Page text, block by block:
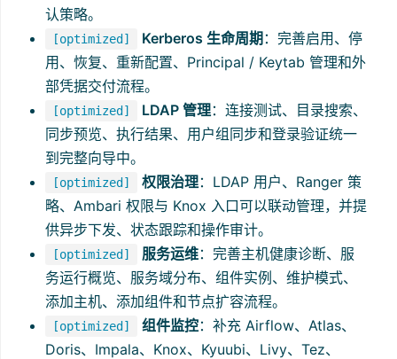
认策略。
[optimized] Kerberos 生命周期：完善启用、停
用、恢复、重新配置、Principal / Keytab 管理和外
部凭据交付流程。
[optimized] LDAP 管理：连接测试、目录搜索、
同步预览、执行结果、用户组同步和登录验证统一
到完整向导中。
[optimized] 权限治理：LDAP 用户、Ranger 策
略、Ambari 权限与 Knox 入口可以联动管理，并提
供异步下发、状态跟踪和操作审计。
[optimized] 服务运维：完善主机健康诊断、服
务运行概览、服务域分布、组件实例、维护模式、
添加主机、添加组件和节点扩容流程。
[optimized] 组件监控：补充 Airflow、Atlas、
Doris、Impala、Knox、Kyuubi、Livy、Tez、